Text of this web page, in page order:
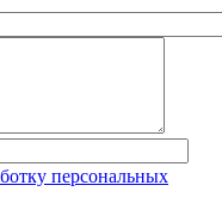
персональных